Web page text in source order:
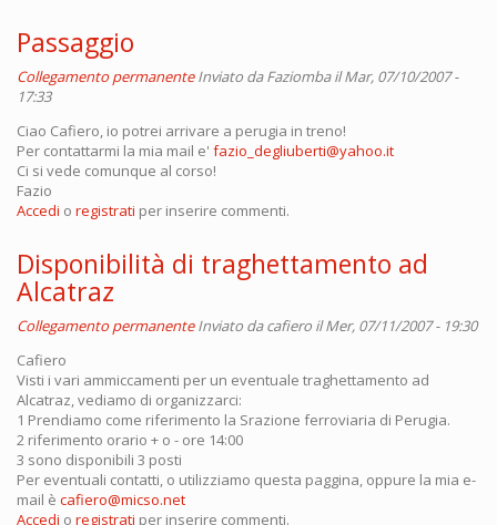
Passaggio
Collegamento permanente Inviato daFaziombail Mar, 07/10/2007 -
17:33
Ciao Cafiero, io potrei arrivare a perugia in treno!
Per contattarmi la mia mail e' fazio_degliuberti@yahoo.it
Ci si vede comunque al corso!
Fazio
Accedi o registrati per inserire commenti.
Disponibilità di traghettamento ad
Alcatraz
Collegamento permanente Inviato dacafiero il Mer, 07/11/2007 - 19:30
Cafiero
Visti i vari ammiccamenti per un eventuale traghettamento ad
Alcatraz, vediamo di organizzarci:
1 Prendiamo come riferimento la Srazione ferroviaria di Perugia.
2 riferimento orario + o - ore 14:00
3 sono disponibili 3 posti
Per eventuali contatti, o utilizziamo questa paggina, oppure la mia e-
mail è cafiero@micso.net
Accedi o registrati per inserire commenti.